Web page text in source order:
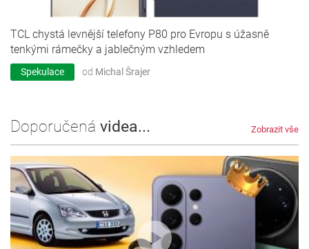
TCL chystá levnější telefony P80 pro Evropu s úžasně
tenkými rámečky a jablečným vzhledem
Spekulace od Michal Šrajer
Doporučená videa... Zobrazit vše